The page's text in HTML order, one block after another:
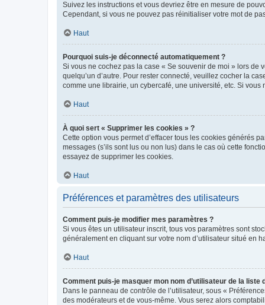
Suivez les instructions et vous devriez être en mesure de
Cependant, si vous ne pouvez pas réinitialiser votre mot de
Haut
Pourquoi suis-je déconnecté automatiquement ?
Si vous ne cochez pas la case « Se souvenir de moi » lors de
quelqu’un d’autre. Pour rester connecté, veuillez cocher la
comme une librairie, un cybercafé, une université, etc. Si
Haut
À quoi sert « Supprimer les cookies » ?
Cette option vous permet d’effacer tous les cookies générés
messages (s’ils sont lus ou non lus) dans le cas où cette
essayez de supprimer les cookies.
Haut
Préférences et paramètres des utilisateurs
Comment puis-je modifier mes paramètres ?
Si vous êtes un utilisateur inscrit, tous vos paramètres sont
généralement en cliquant sur votre nom d’utilisateur situé en
Haut
Comment puis-je masquer mon nom d’utilisateur de la liste
Dans le panneau de contrôle de l’utilisateur, sous «
des modérateurs et de vous-même. Vous serez alors